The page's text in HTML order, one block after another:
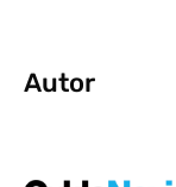
Autor